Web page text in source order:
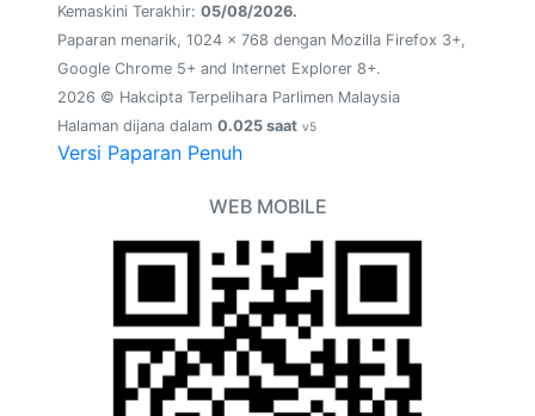
Kemaskini Terakhir: 05/08/2026.
Paparan menarik, 1024 x 768 dengan Mozilla Firefox 3+,
Google Chrome 5+ and Internet Explorer 8+.
2026 © Hakcipta Terpelihara Parlimen Malaysia
Halaman dijana dalam 0.025 saat v5
Versi Paparan Penuh
WEB MOBILE